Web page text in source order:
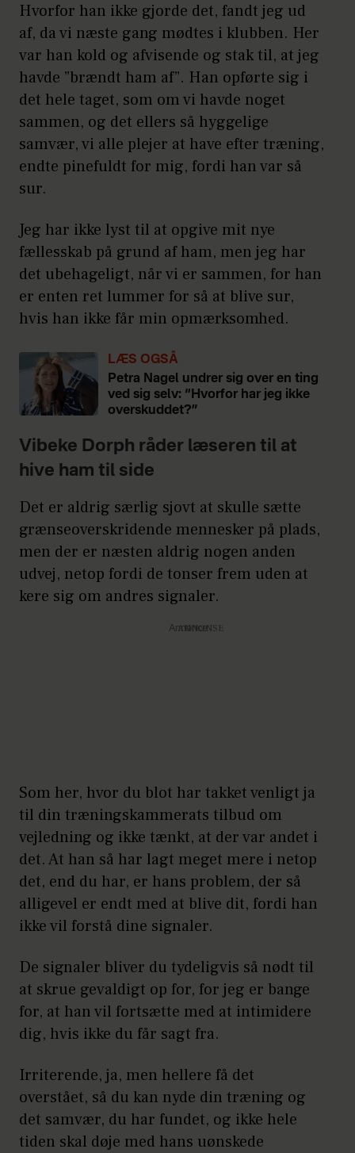
Hvorfor han ikke gjorde det, fandt jeg ud
af, da vi næste gang mødtes i klubben. Her
var han kold og afvisende og stak til, at jeg
havde ”brændt ham af”. Han opførte sig i
det hele taget, som om vi havde noget
sammen, og det ellers så hyggelige
samvær, vi alle plejer at have efter træning,
endte pinefuldt for mig, fordi han var så
sur.
Jeg har ikke lyst til at opgive mit nye
fællesskab på grund af ham, men jeg har
det ubehageligt, når vi er sammen, for han
er enten ret lummer for så at blive sur,
hvis han ikke får min opmærksomhed.
LÆS OGSÅ
Petra Nagel undrer sig over en ting
ved sig selv: “Hvorfor har jeg ikke
overskuddet?”
Vibeke Dorph råder læseren til at
hive ham til side
Det er aldrig særlig sjovt at skulle sætte
grænseoverskridende mennesker på plads,
men der er næsten aldrig nogen anden
udvej, netop fordi de tonser frem uden at
kere sig om andres signaler.
Annonce
Som her, hvor du blot har takket venligt ja
til din træningskammerats tilbud om
vejledning og ikke tænkt, at der var andet i
det. At han så har lagt meget mere i netop
det, end du har, er hans problem, der så
alligevel er endt med at blive dit, fordi han
ikke vil forstå dine signaler.
De signaler bliver du tydeligvis så nødt til
at skrue gevaldigt op for, for jeg er bange
for, at han vil fortsætte med at intimidere
dig, hvis ikke du får sagt fra.
Irriterende, ja, men hellere få det
overstået, så du kan nyde din træning og
det samvær, du har fundet, og ikke hele
tiden skal døje med hans uønskede